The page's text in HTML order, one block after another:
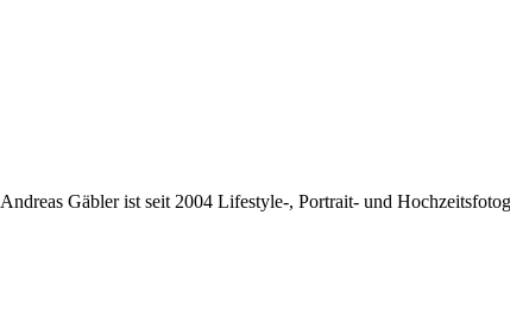
Andreas Gäbler ist seit 2004 Lifestyle-, Portrait- und